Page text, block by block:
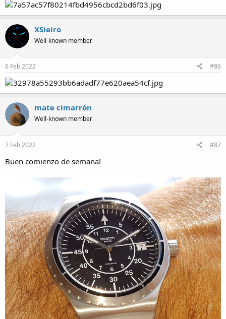
XSieiro
Well-known member
6 Feb 2022 #86
mate cimarrón
Well-known member
7 Feb 2022 #87
Buen comienzo de semana!